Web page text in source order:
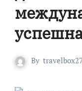
By travelbox27_